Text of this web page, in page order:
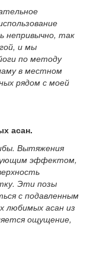
непривычно, так
и мы
по методу
в местном
рядом с моей
асан.
Вытяжения
эффектом,
Эти позы
с подавленным
любимых асан из
ощущение,